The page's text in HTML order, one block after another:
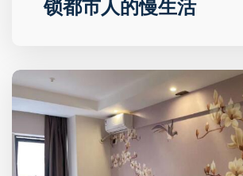
锁都市人的慢生活